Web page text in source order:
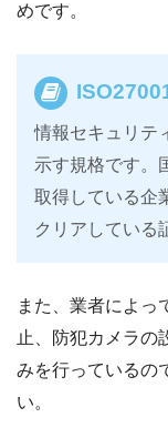
めです。
情報セキュリテ
示す規格です。
取得している企
クリアしている
また、業者によっ
止、防犯カメラの
みを行っているの
い。